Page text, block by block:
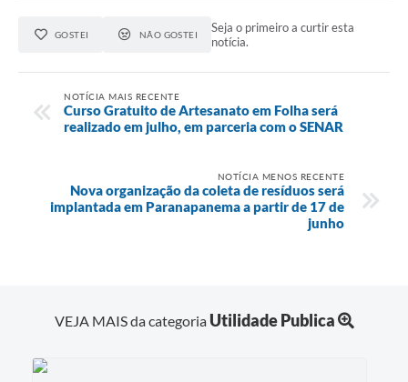
GOSTEI NÃO GOSTEI
Seja o primeiro a curtir esta
notícia.
NOTÍCIA MAIS RECENTE
Curso Gratuito de Artesanato em Folha será
realizado em julho, em parceria com o SENAR
NOTÍCIA MENOS RECENTE
Nova organização da coleta de resíduos será
implantada em Paranapanema a partir de 17 de
junho
VEJA MAIS da categoria Utilidade Publica